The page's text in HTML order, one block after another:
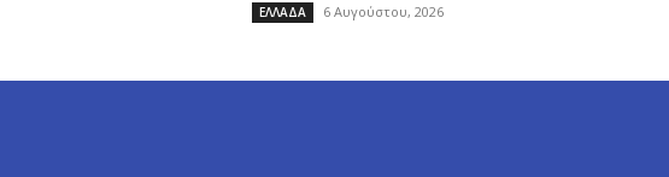
ΕΛΛΑΔΑ 6 Αυγούστου, 2026